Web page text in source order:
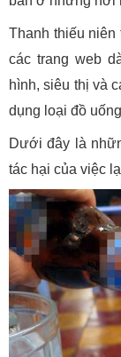
Thanh thiếu
các trang web
hình, siêu thị và
dụng loại đồ
Dưới đây là
tác hại của việc